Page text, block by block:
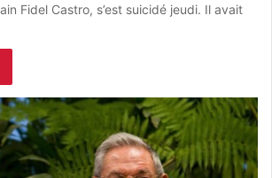
Fidel Castro, s’est suicidé jeudi. Il avait